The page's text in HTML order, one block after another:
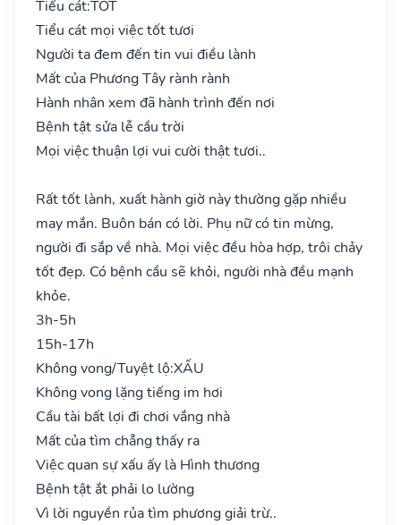
Tiểu cát:TỐT
Tiểu cát mọi việc tốt tươi
Người ta đem đến tin vui điều lành
Mất của Phương Tây rành rành
Hành nhân xem đã hành trình đến nơi
Bệnh tật sửa lễ cầu trời
Mọi việc thuận lợi vui cười thật tươi..
Rất tốt lành, xuất hành giờ này thường gặp nhiều
may mắn. Buôn bán có lời. Phụ nữ có tin mừng,
người đi sắp về nhà. Mọi việc đều hòa hợp, trôi chảy
tốt đẹp. Có bệnh cầu sẽ khỏi, người nhà đều mạnh
khỏe.
3h-5h
15h-17h
Không vong/Tuyệt lộ:XẤU
Không vong lặng tiếng im hơi
Cầu tài bất lợi đi chơi vắng nhà
Mất của tìm chẳng thấy ra
Việc quan sự xấu ấy là Hình thương
Bệnh tật ắt phải lo lường
Vì lời nguyền rủa tìm phương giải trừ..